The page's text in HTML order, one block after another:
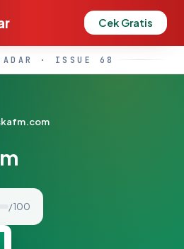
Cek Gratis
· ISSUE 68
/ 100